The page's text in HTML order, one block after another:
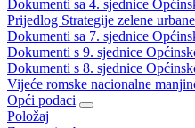
Dokumenti sa 4. sjednice
Prijedlog Strategije zelene
Dokumenti sa 7. sjednice
Dokumenti s 9. sjednice
Dokumenti s 8. sjednice
Vijeće romske nacionalne
Opći podaci
Položaj